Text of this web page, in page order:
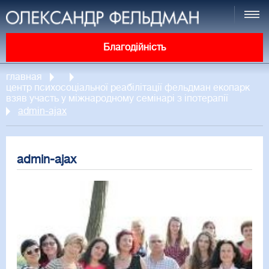
Благодійність
главная
центр психосоціальної реабілітації фельдман екопарк
взяв участь у міжнародному семінарі з іпотерапії
admin-ajax
admin-ajax